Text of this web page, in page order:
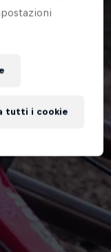
tutti i cookie